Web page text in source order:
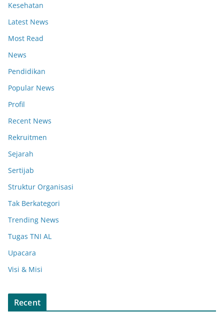
Kesehatan
Latest News
Most Read
News
Pendidikan
Popular News
Profil
Recent News
Rekruitmen
Sejarah
Sertijab
Struktur Organisasi
Tak Berkategori
Trending News
Tugas TNI AL
Upacara
Visi & Misi
Recent